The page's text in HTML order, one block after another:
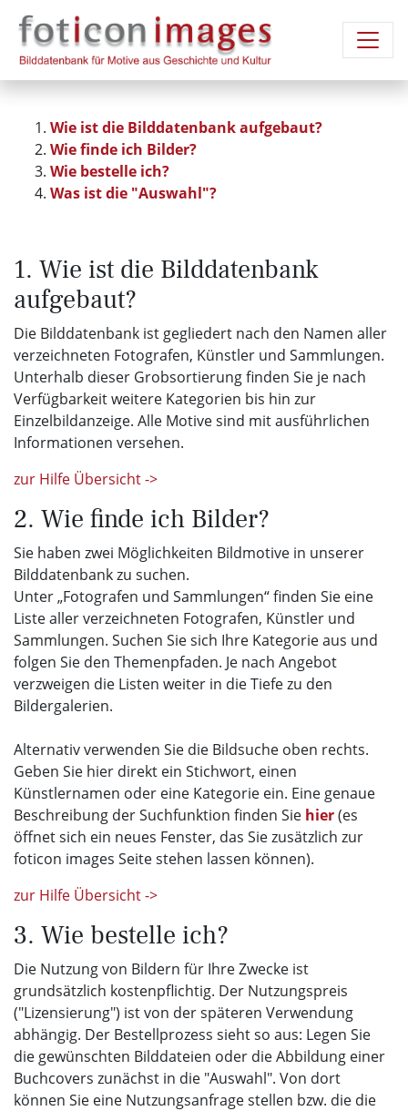
Wie ist die Bilddatenbank aufgebaut?
Wie finde ich Bilder?
Wie bestelle ich?
Was ist die "Auswahl"?
1. Wie ist die Bilddatenbank
aufgebaut?
Die Bilddatenbank ist gegliedert nach den Namen aller
verzeichneten Fotografen, Künstler und Sammlungen.
Unterhalb dieser Grobsortierung finden Sie je nach
Verfügbarkeit weitere Kategorien bis hin zur
Einzelbildanzeige. Alle Motive sind mit ausführlichen
Informationen versehen.
zur Hilfe Übersicht ->
2. Wie finde ich Bilder?
Sie haben zwei Möglichkeiten Bildmotive in unserer
Bilddatenbank zu suchen.
Unter „Fotografen und Sammlungen“ finden Sie eine
Liste aller verzeichneten Fotografen, Künstler und
Sammlungen. Suchen Sie sich Ihre Kategorie aus und
folgen Sie den Themenpfaden. Je nach Angebot
verzweigen die Listen weiter in die Tiefe zu den
Bildergalerien.
Alternativ verwenden Sie die Bildsuche oben rechts.
Geben Sie hier direkt ein Stichwort, einen
Künstlernamen oder eine Kategorie ein. Eine genaue
Beschreibung der Suchfunktion finden Sie hier(es
öffnet sich ein neues Fenster, das Sie zusätzlich zur
foticon images Seite stehen lassen können).
zur Hilfe Übersicht ->
3. Wie bestelle ich?
Die Nutzung von Bildern für Ihre Zwecke ist
grundsätzlich kostenpflichtig. Der Nutzungspreis
("Lizensierung") ist von der späteren Verwendung
abhängig. Der Bestellprozess sieht so aus: Legen Sie
die gewünschten Bilddateien oder die Abbildung einer
Buchcovers zunächst in die "Auswahl". Von dort
können Sie eine Nutzungsanfrage stellen bzw. die die